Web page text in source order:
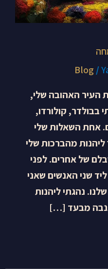
Blog /
העיר האהובה שלי,
בבולדר, קולורדו,
אחת השאלות שלי
מהברכות שלי
של אחרים. לפני
שני האנשים שאני
נהגתי ליהנות
מבעד […]